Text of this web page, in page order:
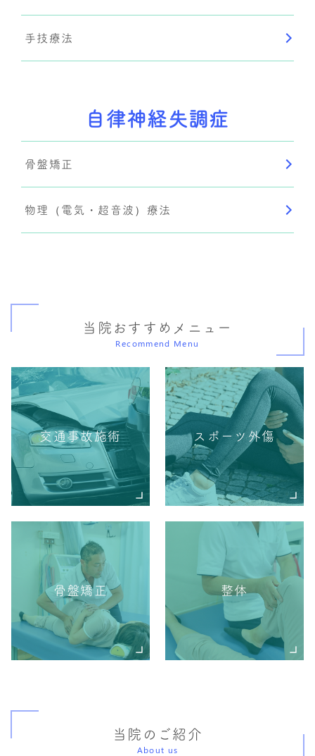
手技療法
自律神経失調症
骨盤矯正
物理（電気・超音波）療法
当院おすすめメニュー
Recommend Menu
交通事故施術 スポーツ外傷
骨盤矯正 整体
当院のご紹介
About us